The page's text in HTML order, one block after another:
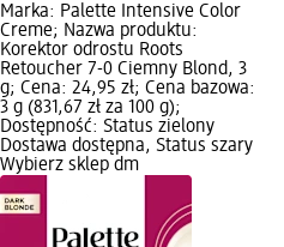
Marka: Palette Intensive Color
Creme; Nazwa produktu:
Korektor odrostu Roots
Retoucher 7-0 Ciemny Blond, 3
g; Cena: 24,95 zł; Cena bazowa:
3 g (831,67 zł za 100 g);
Dostępność: Status zielony
Dostawa dostępna, Status szary
Wybierz sklep dm